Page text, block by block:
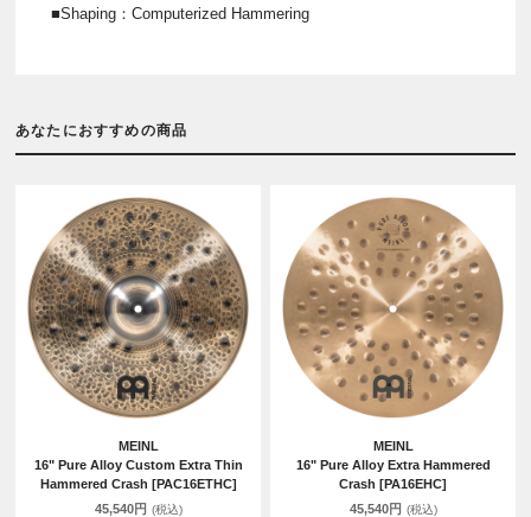
■Shaping：Computerized Hammering
あなたにおすすめの商品
MEINL
16" Pure Alloy Custom Extra Thin
Hammered Crash [PAC16ETHC]
45,540円 (税込)
MEINL
16" Pure Alloy Extra Hammered
Crash [PA16EHC]
45,540円 (税込)